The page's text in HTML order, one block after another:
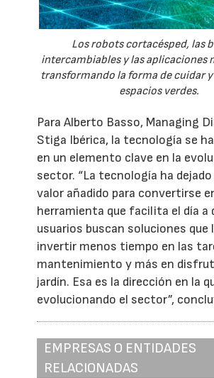
Los robots cortacésped, las
intercambiables y las aplicaciones
transformando la forma de cuidar
espacios verdes.
Para Alberto Basso, Managing
Stiga Ibérica, la tecnología se
en un elemento clave en la
sector. “La tecnología ha dejado
valor añadido para convertirse
herramienta que facilita el día a
usuarios buscan soluciones que
invertir menos tiempo en las
mantenimiento y más en
jardín. Esa es la dirección en la
evolucionando el sector”,
EMPRESAS O ENTIDADES
RELACIONADAS